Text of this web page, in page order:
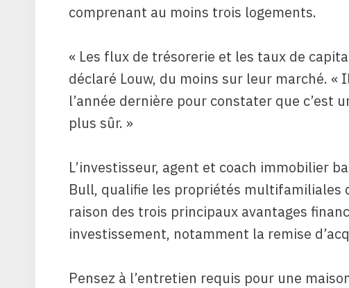
comprenant au moins trois logements.
« Les flux de trésorerie et les taux de
déclaré Louw, du moins sur leur marché.
l’année dernière pour constater que
plus sûr. »
L’investisseur, agent et coach immobilier
Bull, qualifie les propriétés multifamiliales
raison des trois principaux avantages
investissement, notamment la remise
Pensez à l’entretien requis pour une